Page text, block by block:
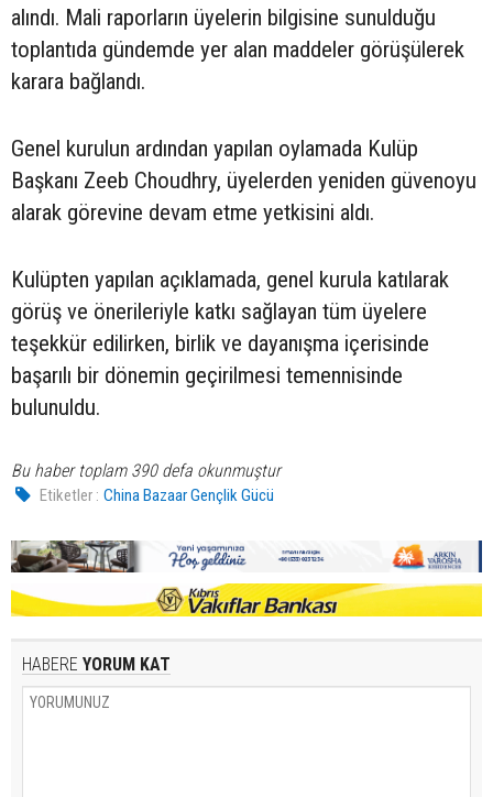
alındı. Mali raporların üyelerin bilgisine sunulduğu
toplantıda gündemde yer alan maddeler görüşülerek
karara bağlandı.
Genel kurulun ardından yapılan oylamada Kulüp
Başkanı Zeeb Choudhry, üyelerden yeniden güvenoyu
alarak görevine devam etme yetkisini aldı.
Kulüpten yapılan açıklamada, genel kurula katılarak
görüş ve önerileriyle katkı sağlayan tüm üyelere
teşekkür edilirken, birlik ve dayanışma içerisinde
başarılı bir dönemin geçirilmesi temennisinde
bulunuldu.
Bu haber toplam 390 defa okunmuştur
Etiketler : China Bazaar Gençlik Gücü
HABERE YORUM KAT